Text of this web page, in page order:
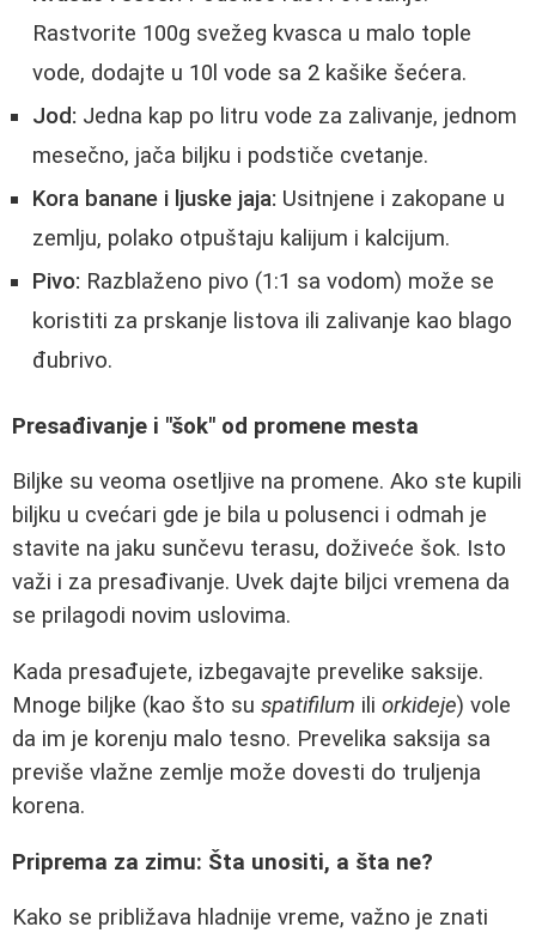
Rastvorite 100g svežeg kvasca u malo tople
vode, dodajte u 10l vode sa 2 kašike šećera.
Jod: Jedna kap po litru vode za zalivanje, jednom
mesečno, jača biljku i podstiče cvetanje.
Kora banane i ljuske jaja: Usitnjene i zakopane u
zemlju, polako otpuštaju kalijum i kalcijum.
Pivo: Razblaženo pivo (1:1 sa vodom) može se
koristiti za prskanje listova ili zalivanje kao blago
đubrivo.
Presađivanje i "šok" od promene mesta
Biljke su veoma osetljive na promene. Ako ste kupili
biljku u cvećari gde je bila u polusenci i odmah je
stavite na jaku sunčevu terasu, doživeće šok. Isto
važi i za presađivanje. Uvek dajte biljci vremena da
se prilagodi novim uslovima.
Kada presađujete, izbegavajte prevelike saksije.
Mnoge biljke (kao što su spatifilum ili orkideje) vole
da im je korenju malo tesno. Prevelika saksija sa
previše vlažne zemlje može dovesti do truljenja
korena.
Priprema za zimu: Šta unositi, a šta ne?
Kako se približava hladnije vreme, važno je znati